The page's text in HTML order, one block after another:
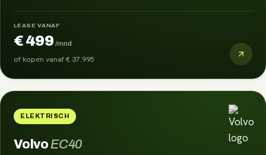
LEASE VANAF
€ 499 /mnd
of kopen vanaf€ 37.995
ELEKTRISCH
Volvo EC40